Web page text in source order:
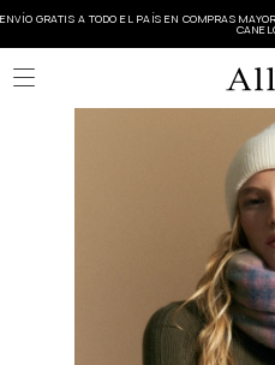
ENVÍO GRATIS A TODO EL PAÍS EN COMPRAS
